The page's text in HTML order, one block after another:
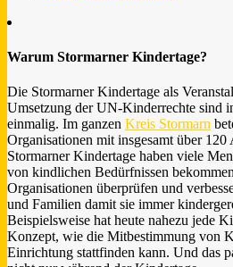
Warum Stormarner Kindertage?
Die Stormarner Kindertage als
Umsetzung der UN-Kinderrechte sind
einmalig. Im ganzen Kreis Stormarn
Organisationen mit insgesamt über
Stormarner Kindertage haben viele
von kindlichen Bedürfnissen
Organisationen überprüfen und
und Familien damit sie immer
Beispielsweise hat heute nahezu jede
Konzept, wie die Mitbestimmung von
Einrichtung stattfinden kann. Und das